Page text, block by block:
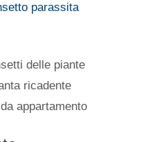
parassita
delle piante
ricadente
appartamento